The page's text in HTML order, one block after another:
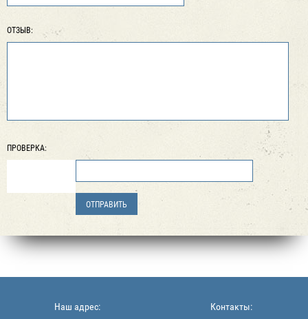
ОТЗЫВ:
ПРОВЕРКА:
Наш адрес:
Контакты: